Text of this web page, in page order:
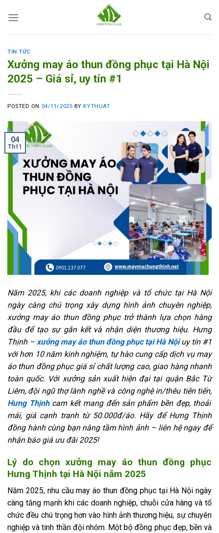
TIN TỨC
Xưởng may áo thun đồng phục tại Hà Nội
2025 – Giá sỉ, uy tín #1
POSTED ON 04/11/2025 BYKYTHUAT
04
Th11
Năm 2025, khi các doanh nghiệp và tổ chức tại Hà Nội
ngày càng chú trọng xây dựng hình ảnh chuyên nghiệp,
xưởng may áo thun đồng phục trở thành lựa chọn hàng
đầu để tạo sự gắn kết và nhận diện thương hiệu. Hưng
Thịnh – xưởng may áo thun đồng phục tại Hà Nội uy tín #1
với hơn 10 năm kinh nghiệm, tự hào cung cấp dịch vụ may
áo thun đồng phục giá sỉ chất lượng cao, giao hàng nhanh
toàn quốc. Với xưởng sản xuất hiện đại tại quận Bắc Từ
Liêm, đội ngũ thợ lành nghề và công nghệ in/thêu tiên tiến,
Hưng Thịnhcam kết mang đến sản phẩm bền đẹp, thoải
mái, giá cạnh tranh từ 50.000đ/áo. Hãy để Hưng Thịnh
đồng hành cùng bạn nâng tầm hình ảnh – liên hệ ngay để
nhận báo giá ưu đãi 2025!
Lý do chọn xưởng may áo thun đồng phục
Hưng Thịnh tại Hà Nội năm 2025
Năm 2025, nhu cầu may áo thun đồng phục tại Hà Nội ngày
càng tăng mạnh khi các doanh nghiệp, chuỗi cửa hàng và tổ
chức đều chú trọng hơn vào hình ảnh thương hiệu, sự chuyên
nghiệp và tinh thần đội nhóm. Một bộ đồng phục đẹp, bền và